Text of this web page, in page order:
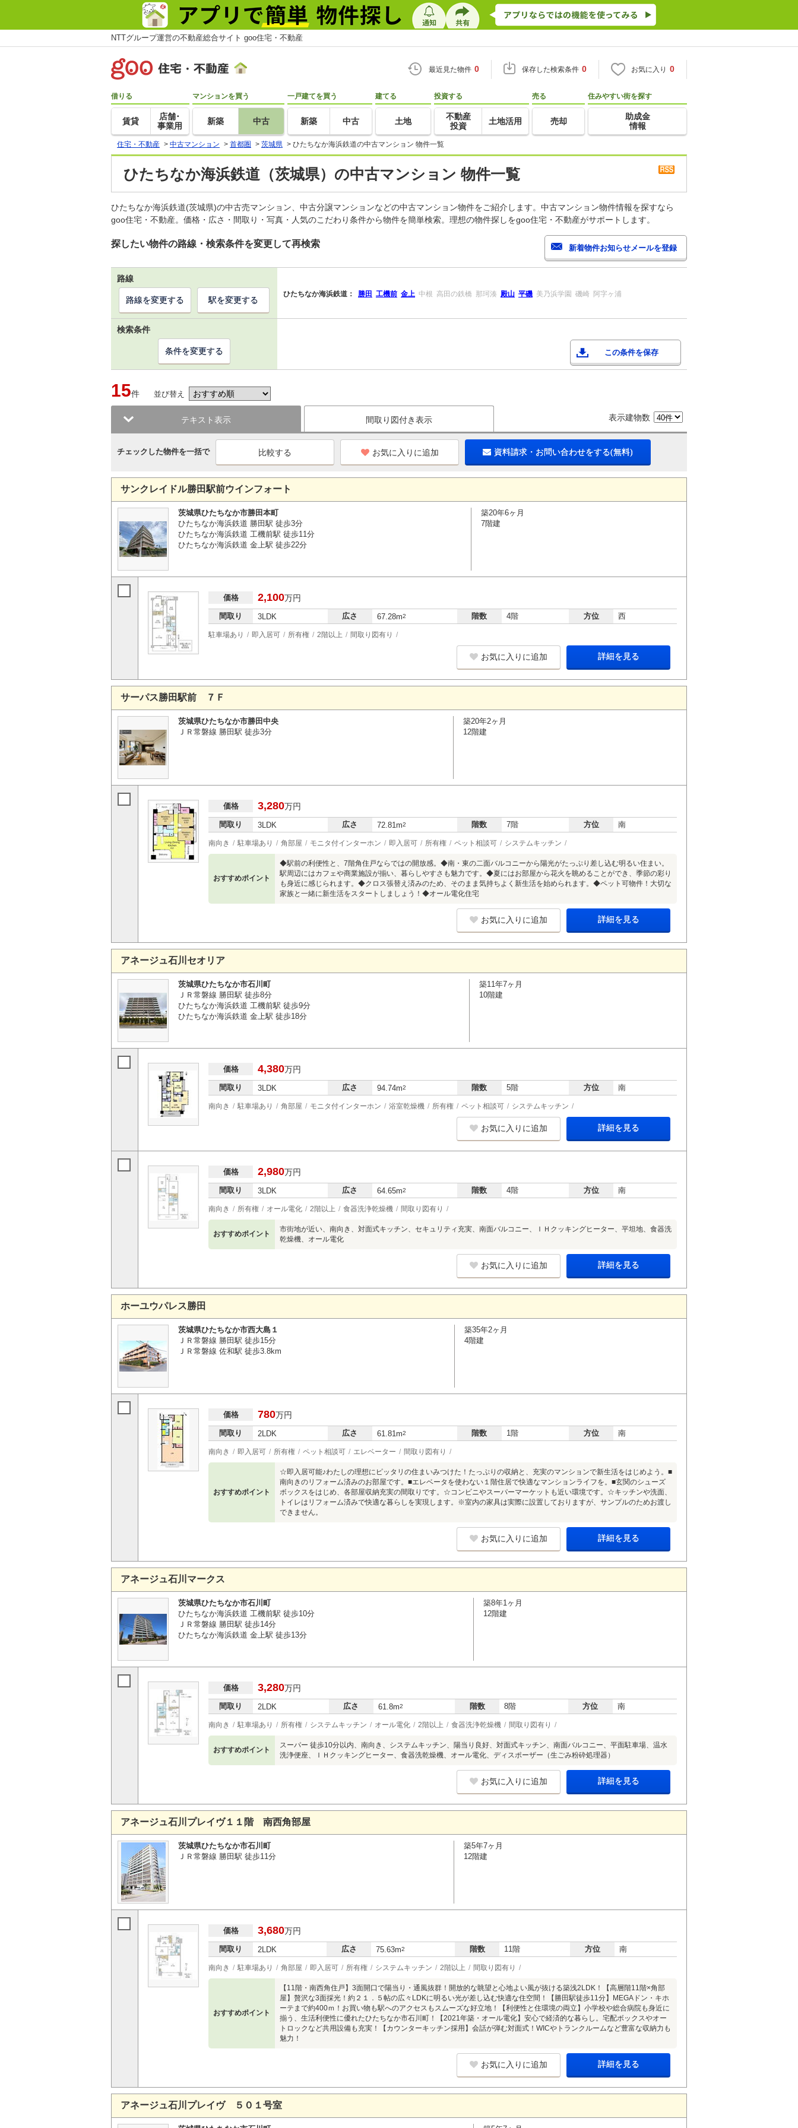
NTTグループ運営の不動産総合サイト goo住宅・不動産
最近見た物件 0 保存した検索条件 0 お気に入り 0
借りる
賃貸
店舗･
事業用
マンションを買う
新築 中古
一戸建てを買う
新築 中古
建てる
土地
投資する
不動産
投資
土地活用
売る
売却
住みやすい街を探す
助成金
情報
住宅・不動産 > 中古マンション > 首都圏 > 茨城県 > ひたちなか海浜鉄道の中古マンション 物件一覧
ひたちなか海浜鉄道（茨城県）の中古マンション 物件一覧
ひたちなか海浜鉄道(茨城県)の中古売マンション、中古分譲マンションなどの中古マンション物件をご紹介します。中古マンション物件情報を探すなら
goo住宅・不動産。価格・広さ・間取り・写真・人気のこだわり条件から物件を簡単検索。理想の物件探しをgoo住宅・不動産がサポートします。
探したい物件の路線・検索条件を変更して再検索
路線
ひたちなか海浜鉄道： 勝田 工機前 金上 中根 高田の鉄橋 那珂湊 殿山 平磯 美乃浜学園 磯崎 阿字ヶ浦
路線を変更する 駅を変更する
検索条件
この条件を保存
条件を変更する
15件 並び替え
テキスト表示 間取り図付き表示 表示建物数
チェックした物件を一括で お気に入りに追加 資料請求・お問い合わせをする(無料)
サンクレイドル勝田駅前ウインフォート
茨城県ひたちなか市勝田本町
ひたちなか海浜鉄道 勝田駅 徒歩3分
ひたちなか海浜鉄道 工機前駅 徒歩11分
ひたちなか海浜鉄道 金上駅 徒歩22分
築20年6ヶ月
7階建
価格 2,100万円
間取り 3LDK 広さ 67.28m2 階数 4階 方位 西
駐車場あり 即入居可 所有権 2階以上 間取り図有り
お気に入りに追加 詳細を見る
サーパス勝田駅前 ７Ｆ
茨城県ひたちなか市勝田中央
ＪＲ常磐線 勝田駅 徒歩3分
築20年2ヶ月
12階建
価格 3,280万円
間取り 3LDK 広さ 72.81m2 階数 7階 方位 南
南向き 駐車場あり 角部屋 モニタ付インターホン 即入居可 所有権 ペット相談可 システムキッチン
おすすめポイント
◆駅前の利便性と、7階角住戸ならではの開放感。◆南・東の二面バルコニーから陽光がたっぷり差し込む明るい住まい。
駅周辺にはカフェや商業施設が揃い、暮らしやすさも魅力です。◆夏にはお部屋から花火を眺めることができ、季節の彩り
も身近に感じられます。◆クロス張替え済みのため、そのまま気持ちよく新生活を始められます。◆ペット可物件！大切な
家族と一緒に新生活をスタートしましょう！◆オール電化住宅
お気に入りに追加 詳細を見る
アネージュ石川セオリア
茨城県ひたちなか市石川町
ＪＲ常磐線 勝田駅 徒歩8分
ひたちなか海浜鉄道 工機前駅 徒歩9分
ひたちなか海浜鉄道 金上駅 徒歩18分
築11年7ヶ月
10階建
価格 4,380万円
間取り 3LDK 広さ 94.74m2 階数 5階 方位 南
南向き 駐車場あり 角部屋 モニタ付インターホン 浴室乾燥機 所有権 ペット相談可 システムキッチン
お気に入りに追加 詳細を見る
価格 2,980万円
間取り 3LDK 広さ 64.65m2 階数 4階 方位 南
南向き 所有権 オール電化 2階以上 食器洗浄乾燥機 間取り図有り
おすすめポイント
市街地が近い、南向き、対面式キッチン、セキュリティ充実、南面バルコニー、ＩＨクッキングヒーター、平坦地、食器洗
乾燥機、オール電化
お気に入りに追加 詳細を見る
ホーユウパレス勝田
茨城県ひたちなか市西大島１
ＪＲ常磐線 勝田駅 徒歩15分
ＪＲ常磐線 佐和駅 徒歩3.8km
築35年2ヶ月
4階建
価格 780万円
間取り 2LDK 広さ 61.81m2 階数 1階 方位 南
南向き 即入居可 所有権 ペット相談可 エレベーター 間取り図有り
おすすめポイント
☆即入居可能♪わたしの理想にピッタリの住まいみつけた！たっぷりの収納と、充実のマンションで新生活をはじめよう。■
南向きのリフォーム済みのお部屋です。■エレベータを使わない１階住居で快適なマンションライフを。■玄関のシューズ
ボックスをはじめ、各部屋収納充実の間取りです。☆コンビニやスーパーマーケットも近い環境です。☆キッチンや洗面、
トイレはリフォーム済みで快適な暮らしを実現します。※室内の家具は実際に設置しておりますが、サンプルのためお渡し
できません。
お気に入りに追加 詳細を見る
アネージュ石川マークス
茨城県ひたちなか市石川町
ひたちなか海浜鉄道 工機前駅 徒歩10分
ＪＲ常磐線 勝田駅 徒歩14分
ひたちなか海浜鉄道 金上駅 徒歩13分
築8年1ヶ月
12階建
価格 3,280万円
間取り 2LDK 広さ 61.8m2 階数 8階 方位 南
南向き 駐車場あり 所有権 システムキッチン オール電化 2階以上 食器洗浄乾燥機 間取り図有り
おすすめポイント
スーパー 徒歩10分以内、南向き、システムキッチン、陽当り良好、対面式キッチン、南面バルコニー、平面駐車場、温水
洗浄便座、ＩＨクッキングヒーター、食器洗乾燥機、オール電化、ディスポーザー（生ごみ粉砕処理器）
お気に入りに追加 詳細を見る
アネージュ石川プレイヴ１１階 南西角部屋
茨城県ひたちなか市石川町
ＪＲ常磐線 勝田駅 徒歩11分
築5年7ヶ月
12階建
価格 3,680万円
間取り 2LDK 広さ 75.63m2 階数 11階 方位 南
南向き 駐車場あり 角部屋 即入居可 所有権 システムキッチン 2階以上 間取り図有り
おすすめポイント
【11階・南西角住戸】3面開口で陽当り・通風抜群！開放的な眺望と心地よい風が抜ける築浅2LDK！【高層階11階×角部
屋】贅沢な3面採光！約２１．５帖の広々LDKに明るい光が差し込む快適な住空間！【勝田駅徒歩11分】MEGAドン・キホ
ーテまで約400ｍ！お買い物も駅へのアクセスもスムーズな好立地！【利便性と住環境の両立】小学校や総合病院も身近に
揃う、生活利便性に優れたひたちなか市石川町！【2021年築・オール電化】安心で経済的な暮らし。宅配ボックスやオー
トロックなど共用設備も充実！【カウンターキッチン採用】会話が弾む対面式！WICやトランクルームなど豊富な収納力も
魅力！
お気に入りに追加 詳細を見る
アネージュ石川プレイヴ ５０１号室